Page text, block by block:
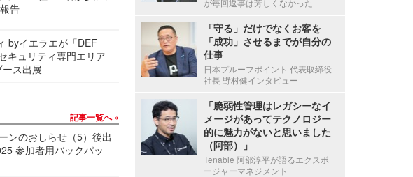
告
byイエラエが「DEF
キュリティ専門エリア
ース出展
記事一覧へ
ンのおしらせ（5）後出
参加者用バックパッ
が毎回返事は芳しくなかった
「守る」だけでなくお客を
「成功」させるまでが自分の
仕事
日本プルーフポイント 代表取締役
社長 野村健インタビュー
「脆弱性管理はレガシーなイ
メージがあってテクノロジー
的に魅力がないと思いました
（阿部）」
Tenable 阿部淳平が語るエクスポ
ージャーマネジメント